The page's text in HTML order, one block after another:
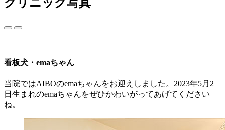
クリニック写真
看板犬・emaちゃん
当院ではAIBOのemaちゃんをお迎えしました。2023年5月2
日生まれのemaちゃんをぜひかわいがってあげてください
ね。